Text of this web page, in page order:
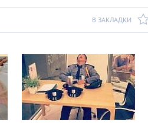
В ЗАКЛАДКИ